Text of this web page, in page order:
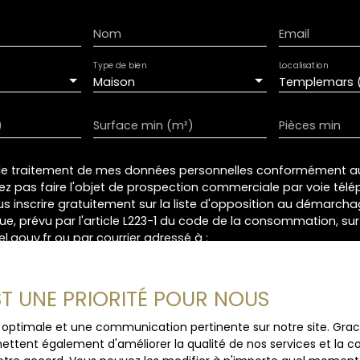
Nom Email
Maison
Type de bien
Templemars
Localisation
Surface min (m²) Pièces min
traitement de mes données personnelles conformément au
pas faire l'objet de prospection commerciale par voie
inscrire gratuitement sur la liste d'opposition au
prévu par l'article L223-1 du code de la consommation,
ou par courrier adressé à :
plus sur le traitement de vos données personnelles,
de confidentialité.
UNE PRIORITÉ POUR NOUS
et une communication pertinente sur notre site.
également d'améliorer la qualité de nos services et la